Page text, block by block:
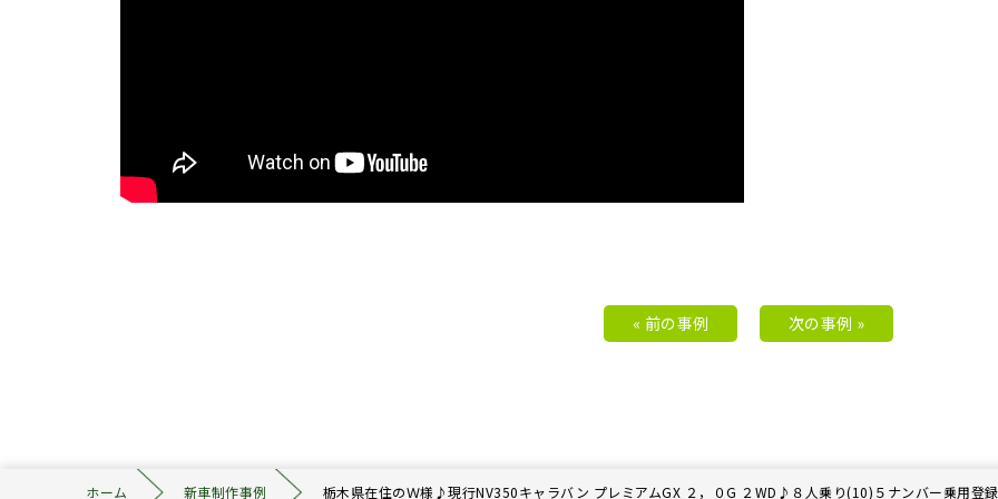
« 前の事例 次の事例 »
ホーム 新車制作事例 栃木県在住のＷ様♪現行NV350キャラバン プレミアムGX ２，０G ２WD♪８人乗り(10)５ナンバー乗用登